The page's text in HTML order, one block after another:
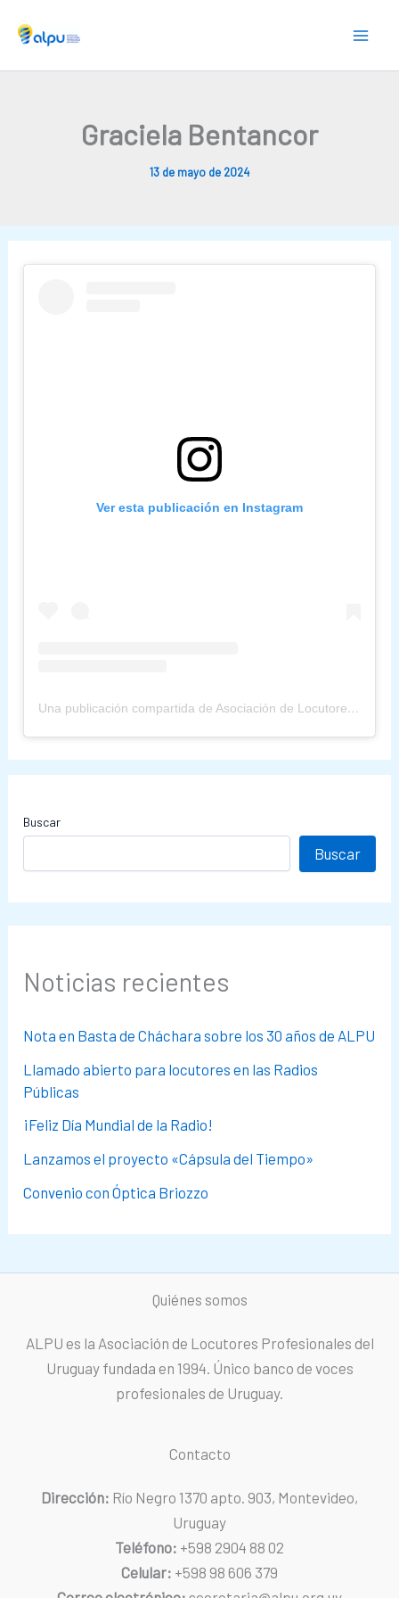
Graciela Bentancor
13 de mayo de 2024
Ver esta publicación en Instagram
Una publicación compartida de Asociación de Locutores (@alpuuruguay)
Buscar
Buscar
Noticias recientes
Nota en Basta de Cháchara sobre los 30 años de ALPU
Llamado abierto para locutores en las Radios
Públicas
¡Feliz Día Mundial de la Radio!
Lanzamos el proyecto «Cápsula del Tiempo»
Convenio con Óptica Briozzo
Quiénes somos
ALPU es la Asociación de Locutores Profesionales del
Uruguay fundada en 1994. Único banco de voces
profesionales de Uruguay.
Contacto
Dirección: Río Negro 1370 apto. 903, Montevideo,
Uruguay
Teléfono: +598 2904 88 02
Celular: +598 98 606 379